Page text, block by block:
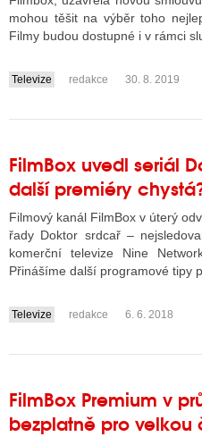
TELEVIZÍ
INTERNET
RÁDIA
STRÁNKY RÁDIÍ
mohou těšit na výběr toho
Filmy budou dostupné i v rámci
....
Televize redakce 30. 8. 2019
FilmBox uvedl seriál
další premiéry
Filmový kanál FilmBox v úterý
řady Doktor srdcař –
komerční televize Nine
Přinášíme další programové tipy
....
Televize redakce 6. 6. 2018
FilmBox Premium v
bezplatně pro velkou